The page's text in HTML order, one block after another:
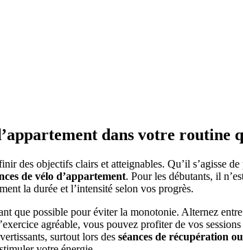
dans votre routine
des objectifs clairs et atteignables. Qu’il s’agisse
de vélo d’appartement. Pour les débutants, il
la durée et l’intensité selon vos progrès.
que possible pour éviter la monotonie. Alternez
agréable, vous pouvez profiter de vos
surtout lors des séances de récupération